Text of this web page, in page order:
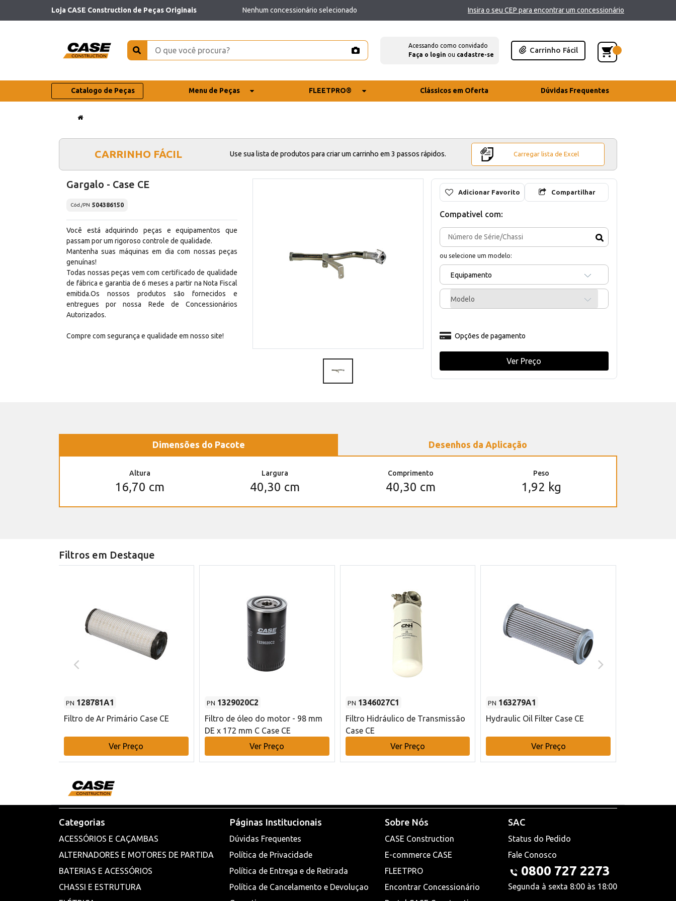
Loja CASE Construction de Peças Originais Nenhum concessionário selecionado Insira o seu CEP para encontrar um concessionário
Acessando como convidado
Faça o login ou cadastre-se
Carrinho Fácil
Catalogo de Peças Menu de Peças FLEETPRO® Clássicos em Oferta Dúvidas Frequentes
CARRINHO FÁCIL Use sua lista de produtos para criar um carrinho em 3 passos rápidos. Carregar lista de Excel
Gargalo - Case CE
Cód./PN 504386150
Você está adquirindo peças e equipamentos que
passam por um rigoroso controle de qualidade.
Mantenha suas máquinas em dia com nossas peças
genuínas!
Todas nossas peças vem com certificado de qualidade
de fábrica e garantia de 6 meses a partir na Nota Fiscal
emitida.Os nossos produtos são fornecidos e
entregues por nossa Rede de Concessionários
Autorizados.
Compre com segurança e qualidade em nosso site!
Adicionar Favorito Compartilhar
Compativel com:
ou selecione um modelo:
Equipamento
Modelo
Opções de pagamento
Ver Preço
Dimensões do Pacote Desenhos da Aplicação
Altura
16,70 cm
Largura
40,30 cm
Comprimento
40,30 cm
Peso
1,92 kg
Filtros em Destaque
PN 128781A1
Filtro de Ar Primário Case CE
Ver Preço
PN 1329020C2
Filtro de óleo do motor - 98 mm
DE x 172 mm C Case CE
Ver Preço
PN 1346027C1
Filtro Hidráulico de Transmissão
Case CE
Ver Preço
PN 163279A1
Hydraulic Oil Filter Case CE
Ver Preço
Categorias
ACESSÓRIOS E CAÇAMBAS
ALTERNADORES E MOTORES DE PARTIDA
BATERIAS E ACESSÓRIOS
CHASSI E ESTRUTURA
Páginas Institucionais
Dúvidas Frequentes
Política de Privacidade
Política de Entrega e de Retirada
Política de Cancelamento e Devoluçao
Sobre Nós
CASE Construction
E-commerce CASE
FLEETPRO
Encontrar Concessionário
SAC
Status do Pedido
Fale Conosco
0800 727 2273
Segunda à sexta 8:00 às 18:00